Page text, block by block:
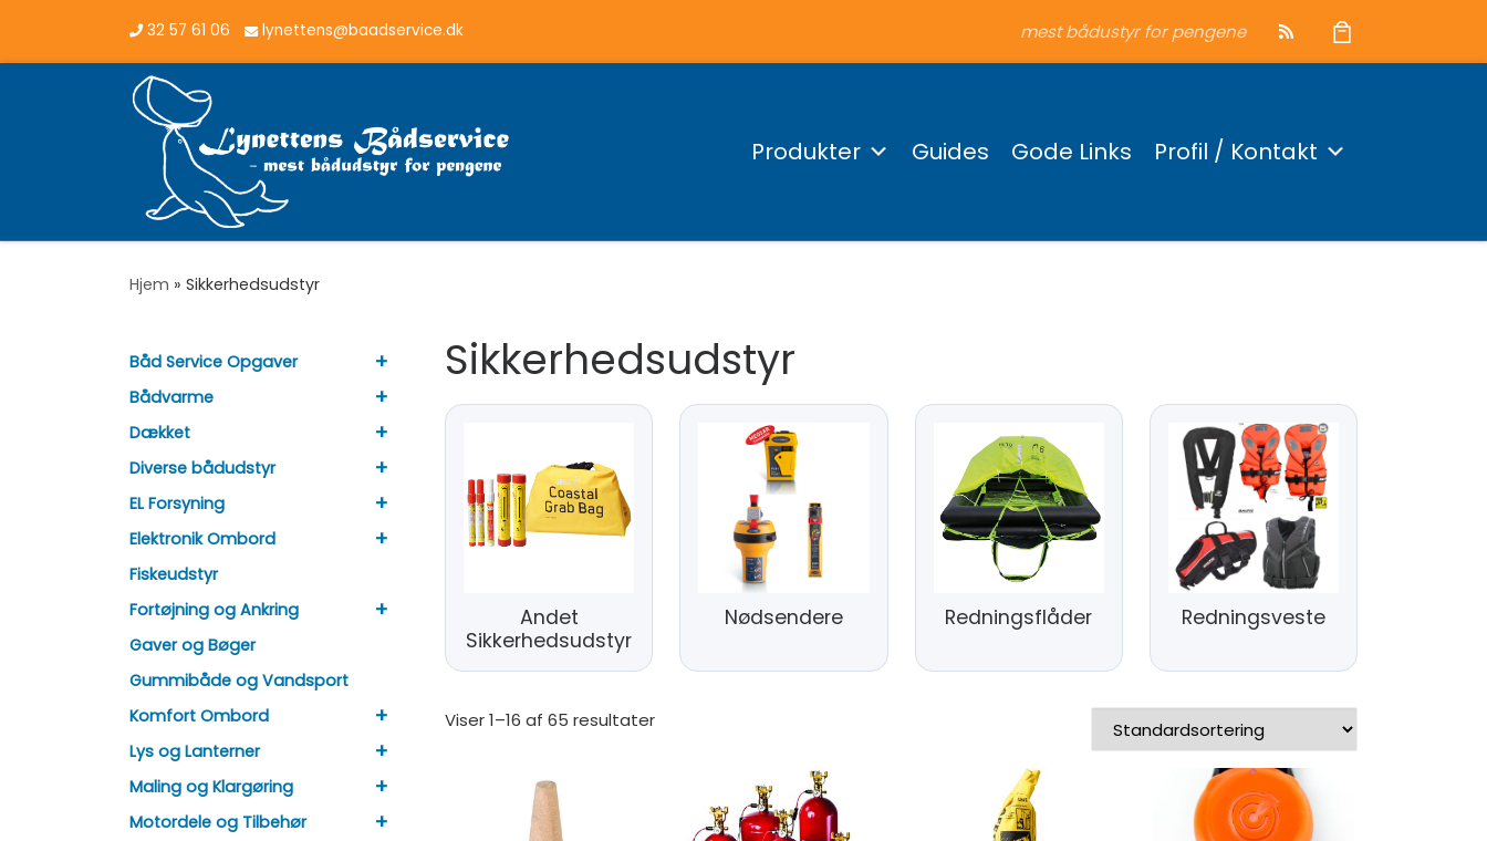
Vis hele indholdet32 57 61 06 lynettens@baadservice.dk mest bådustyr for pengene
Produkter Guides Gode Links Profil / Kontakt
Hjem » Sikkerhedsudstyr
Sikkerhedsudstyr
Andet
Sikkerhedsudstyr
Nødsendere Redningsflåder Redningsveste
Viser 1–16 af 65 resultater
Båd Service Opgaver +
Bådvarme +
Dækket +
Diverse bådudstyr +
EL Forsyning +
Elektronik Ombord +
Fiskeudstyr
Fortøjning og Ankring
+
Gaver og Bøger
Gummibåde og Vandsport
Komfort Ombord
+
Lys og Lanterner +
Maling og Klargøring +
Motordele og Tilbehør +